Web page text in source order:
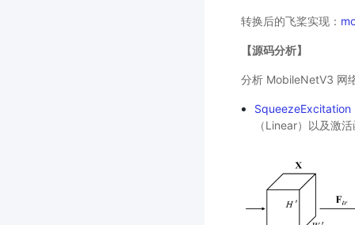
转换后的飞桨实现：
【源码分析】
分析 MobileNetV3 网
SqueezeExcitation
（Linear）以及激